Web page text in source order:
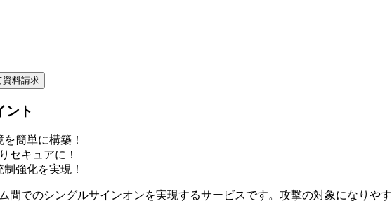
資料請求
ント
簡単に構築！
セキュアに！
強化を実現！
間でのシングルサインオンを実現するサービスです。攻撃の対象になりやす